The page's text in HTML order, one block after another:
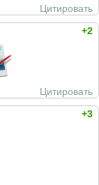
Цитировать
+2
Цитировать
+3